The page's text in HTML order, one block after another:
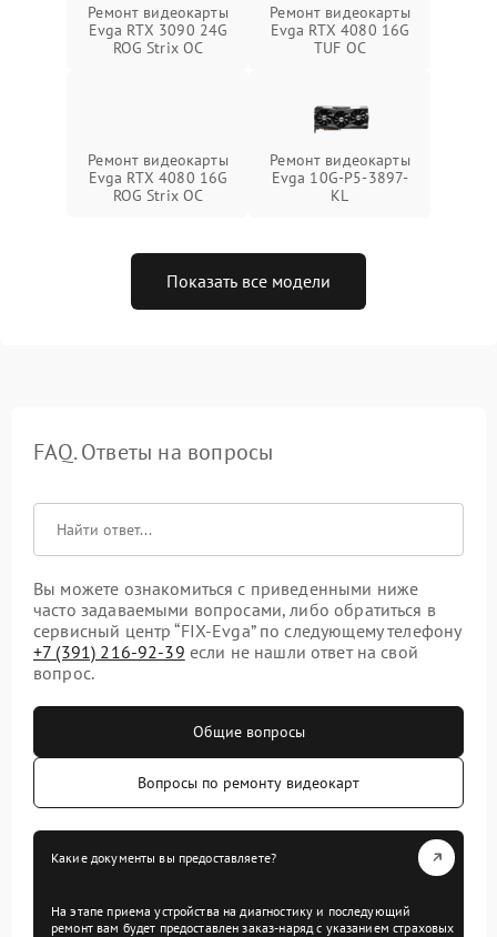
Ремонт видеокарты
Evga RTX 3090 24G
ROG Strix OC
Ремонт видеокарты
Evga RTX 4080 16G
TUF OC
Ремонт видеокарты
Evga RTX 4080 16G
ROG Strix OC
Ремонт видеокарты
Evga 10G-P5-3897-
KL
Показать все модели
FAQ. Ответы на вопросы
Вы можете ознакомиться с приведенными ниже
часто задаваемыми вопросами, либо обратиться в
сервисный центр “FIX-Evga” по следующему телефону
+7 (391) 216-92-39 если не нашли ответ на свой
вопрос.
Общие вопросы
Вопросы по ремонту видеокарт
Какие документы вы предоставляете?
На этапе приема устройства на диагностику и последующий
ремонт вам будет предоставлен заказ-наряд с указанием страховых